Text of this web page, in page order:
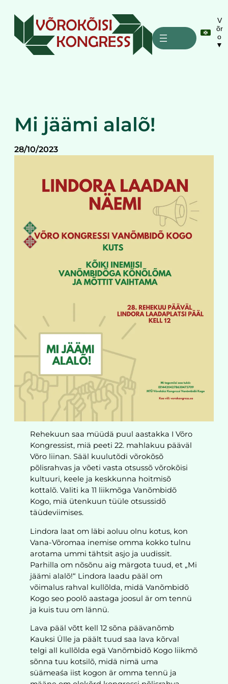
sisu
V
õr
o
▼
Mi jäämi alalõ!
28/10/2023
Rehekuun saa müüdä puul aastakka I Võro
Kongressist, miä peeti 22. mahlakuu pääväl
Võro liinan. Sääl kuulutõdi võrokõsõ
põlisrahvas ja võeti vasta otsussõ võrokõisi
kultuuri, keele ja keskkunna hoitmisõ
kottalõ. Valiti ka 11 liikmõga Vanõmbidõ
Kogo, miä ütenkuun tüüle otsussidõ
täüdeviimises.
Lindora laat om läbi aoluu olnu kotus, kon
Vana-Võromaa inemise omma kokko tulnu
arotama ummi tähtsit asjo ja uudissit.
Parhilla om nõsõnu aig märgota tuud, et „Mi
jäämi alalõ!“ Lindora laadu pääl om
võimalus rahval kullõlda, midä Vanõmbidõ
Kogo seo poolõ aastaga joosul är om tennü
ja kuis tuu om lännü.
Lava pääl võtt kell 12 sõna päävanõmb
Kauksi Ülle ja päält tuud saa lava kõrval
telgi all kullõlda egä Vanõmbidõ Kogo liikmõ
sõnna tuu kotsilõ, midä nimä uma
süämeaśa iist kogon är omma tennü ja